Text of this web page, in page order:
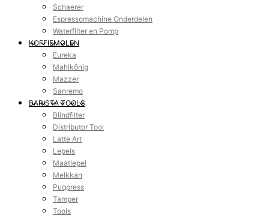
Schaerer
Espressomachine Onderdelen
Waterfilter en Pomp
KOFFIEMOLEN
Eureka
Mahlkönig
Mazzer
Sanremo
BARISTA TOOLS
Blindfilter
Distributor Tool
Latte Art
Lepels
Maatlepel
Melkkan
Puqpress
Tamper
Tools